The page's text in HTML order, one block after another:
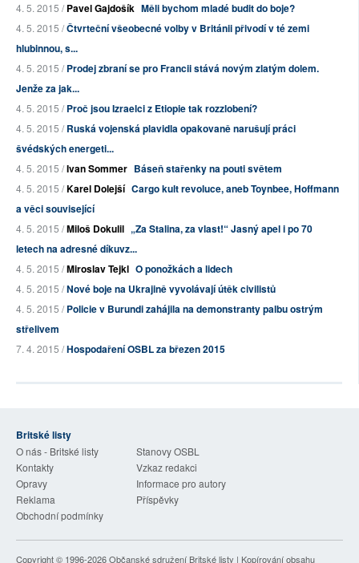
4. 5. 2015 /Pavel Gajdošík Měli bychom mladé budit do boje?
4. 5. 2015 /Čtvrteční všeobecné volby v Británii přivodí v té zemi
hlubinnou, s...
4. 5. 2015 /Prodej zbraní se pro Francii stává novým zlatým dolem.
Jenže za jak...
4. 5. 2015 /Proč jsou Izraelci z Etiopie tak rozzlobení?
4. 5. 2015 /Ruská vojenská plavidla opakovaně narušují práci
švédských energeti...
4. 5. 2015 /Ivan Sommer Báseň stařenky na pouti světem
4. 5. 2015 /Karel Dolejší Cargo kult revoluce, aneb Toynbee, Hoffmann
a věci související
4. 5. 2015 /Miloš Dokulil „Za Stalina, za vlast!“ Jasný apel i po 70
letech na adresné díkuvz...
4. 5. 2015 /Miroslav Tejkl O ponožkách a lidech
4. 5. 2015 /Nové boje na Ukrajině vyvolávají útěk civilistů
4. 5. 2015 /Policie v Burundi zahájila na demonstranty palbu ostrým
střelivem
7. 4. 2015 /Hospodaření OSBL za březen 2015
Britské listy
O nás - Britské listy
Stanovy OSBL
Kontakty
Vzkaz redakci
Opravy
Informace pro autory
Reklama
Příspěvky
Obchodní podmínky
Copyright © 1996-2026Občanské sdružení Britské listy | Kopírování obsahu